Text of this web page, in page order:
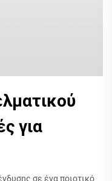
για
σε ένα ποιοτικό